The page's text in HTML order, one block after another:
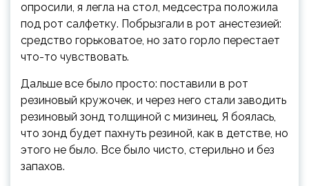
опросили, я легла на стол, медсестра положила
под рот салфетку. Побрызгали в рот анестезией:
средство горьковатое, но зато горло перестает
что-то чувствовать.
Дальше все было просто: поставили в рот
резиновый кружочек, и через него стали заводить
резиновый зонд толщиной с мизинец. Я боялась,
что зонд будет пахнуть резиной, как в детстве, но
этого не было. Все было чисто, стерильно и без
запахов.